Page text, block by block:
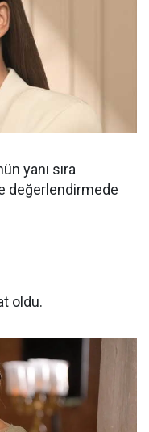
yanı sıra
değerlendirmede
oldu.